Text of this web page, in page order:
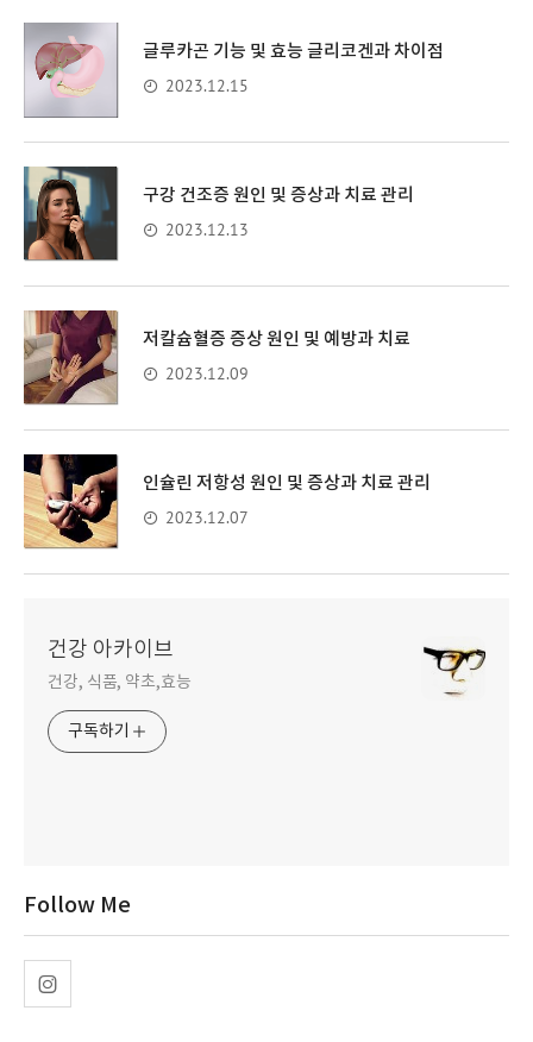
글루카곤 기능 및 효능 글리코겐과 차이점
2023.12.15
구강 건조증 원인 및 증상과 치료 관리
2023.12.13
저칼슘혈증 증상 원인 및 예방과 치료
2023.12.09
인슐린 저항성 원인 및 증상과 치료 관리
2023.12.07
건강 아카이브
건강, 식품, 약초,효능
구독하기
Follow Me